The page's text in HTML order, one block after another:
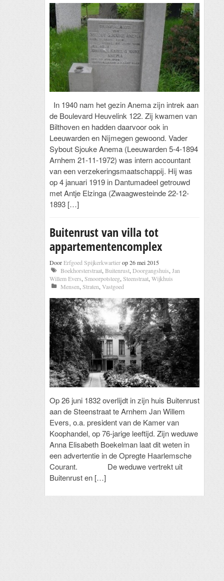
In 1940 nam het gezin Anema zijn intrek aan
de Boulevard Heuvelink 122. Zij kwamen van
Bilthoven en hadden daarvoor ook in
Leeuwarden en Nijmegen gewoond. Vader
Sybout Sjouke Anema (Leeuwarden 5-4-1894
Arnhem 21-11-1972) was intern accountant
van een verzekeringsmaatschappij. Hij was
op 4 januari 1919 in Dantumadeel getrouwd
met Antje Elzinga (Zwaagwesteinde 22-12-
1893 […]
Buitenrust van villa tot
appartementencomplex
DoorErfgoed Spijkerkwartierop 26 mei 2015
Boekhorsterstraat, Buitenrust,Doorgangshuis,Jan
Willem Evers,Smoorpotsteeg,Steenstraat,Wijkhuis
Mensen,Straten,Vastgoed
Op 26 juni 1832 overlijdt in zijn huis Buitenrust
aan de Steenstraat te Arnhem Jan Willem
Evers, o.a. president van de Kamer van
Koophandel, op 76-jarige leeftijd. Zijn weduwe
Anna Elisabeth Boekelman laat dit weten in
een advertentie in de Opregte Haarlemsche
Courant. De weduwe vertrekt uit
Buitenrust en […]